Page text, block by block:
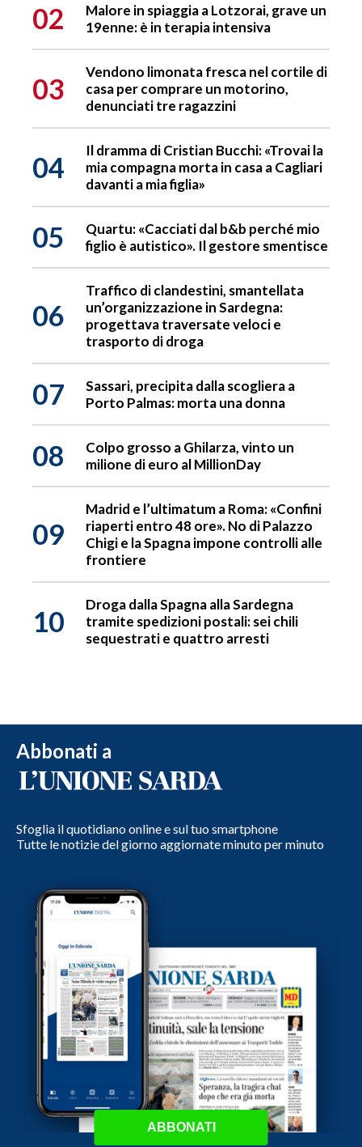
02
Malore in spiaggia a Lotzorai, grave un
19enne: è in terapia intensiva
03
Vendono limonata fresca nel cortile di
casa per comprare un motorino,
denunciati tre ragazzini
04
Il dramma di Cristian Bucchi: «Trovai la
mia compagna morta in casa a Cagliari
davanti a mia figlia»
05
Quartu: «Cacciati dal b&b perché mio
figlio è autistico». Il gestore smentisce
06
Traffico di clandestini, smantellata
un’organizzazione in Sardegna:
progettava traversate veloci e
trasporto di droga
07
Sassari, precipita dalla scogliera a
Porto Palmas: morta una donna
08
Colpo grosso a Ghilarza, vinto un
milione di euro al MillionDay
09
Madrid e l’ultimatum a Roma: «Confini
riaperti entro 48 ore». No di Palazzo
Chigi e la Spagna impone controlli alle
frontiere
10
Droga dalla Spagna alla Sardegna
tramite spedizioni postali: sei chili
sequestrati e quattro arresti
Abbonati a
Sfoglia il quotidiano online e sul tuo smartphone
Tutte le notizie del giorno aggiornate minuto per minuto
ABBONATI